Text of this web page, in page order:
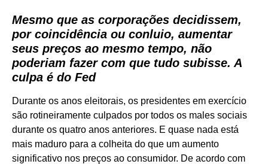
Mesmo que as corporações decidissem,
por coincidência ou conluio, aumentar
seus preços ao mesmo tempo, não
poderiam fazer com que tudo subisse. A
culpa é do Fed
Durante os anos eleitorais, os presidentes em exercício
são rotineiramente culpados por todos os males sociais
durante os quatro anos anteriores. E quase nada está
mais maduro para a colheita do que um aumento
significativo nos preços ao consumidor. De acordo com